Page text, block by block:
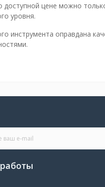
доступной цене можно
уровня.
инструмента оправдана